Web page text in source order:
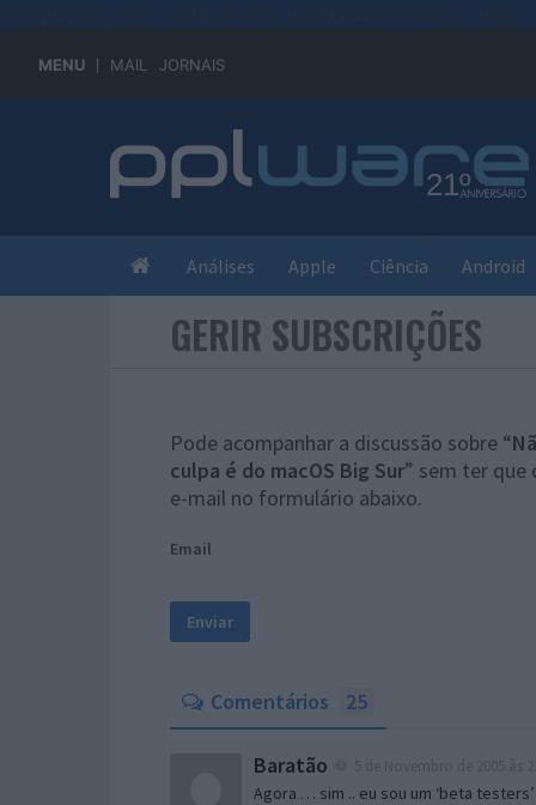
MENU MAIL JORNAIS
Análises Apple Ciência Android
GERIR SUBSCRIÇÕES
Pode acompanhar a discussão sobre “
culpa é do macOS Big Sur” sem ter que
e-mail no formulário abaixo.
Email
Comentários 25
Baratão
Agora … sim .. eu sou um ‘beta testers’